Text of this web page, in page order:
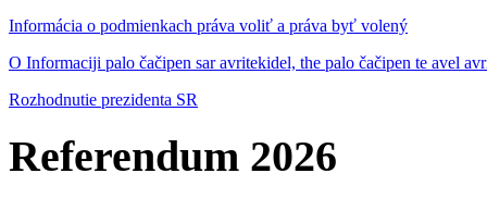
Informácia o podmienkach práva voliť a práva byť volený
O Informaciji palo čačipen sar avritekidel, the palo čačipen te avel
Rozhodnutie prezidenta SR
Referendum 2026